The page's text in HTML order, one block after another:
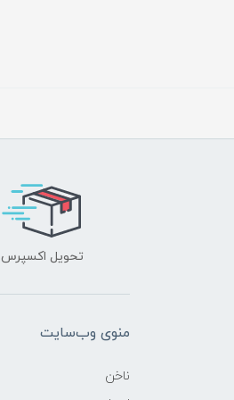
تحویل اکسپرس
منوی وب‌سایت
ناخن